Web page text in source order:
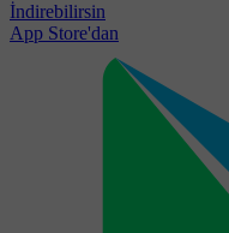
İndirebilirsin
App Store'dan